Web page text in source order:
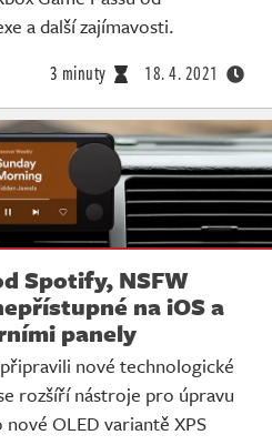
a další zajímavosti.
3 minuty 18. 4. 2021
Spotify, NSFW
na iOS a
panely
nové technologické
rozšíří nástroje pro úpravu
OLED variantě XPS